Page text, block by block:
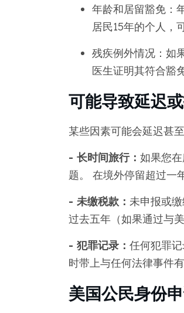
年龄和居留豁免：
居民15年的个人，
残疾例外情况：如
医生证明其符合豁
可能导致延迟
某些因素可能会延迟甚
- 长时间旅行： 如果您
题。 在境外停留超过一
- 未缴税款： 未申报或
过去五年（如果通过与
- 犯罪记录： 任何犯罪
时带上与任何法律事件
美国公民身份